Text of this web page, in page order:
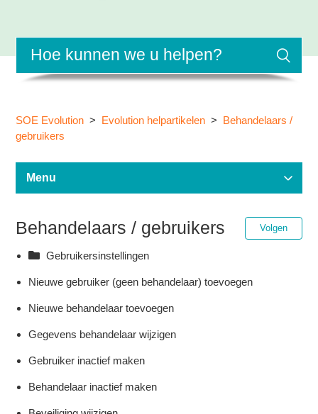
SOE Evolution Evolution helpartikelen
Behandelaars /
gebruikers
Menu
Behandelaars / gebruikers Volgen
Gebruikersinstellingen
Nieuwe gebruiker (geen behandelaar) toevoegen
Nieuwe behandelaar toevoegen
Gegevens behandelaar wijzigen
Gebruiker inactief maken
Behandelaar inactief maken